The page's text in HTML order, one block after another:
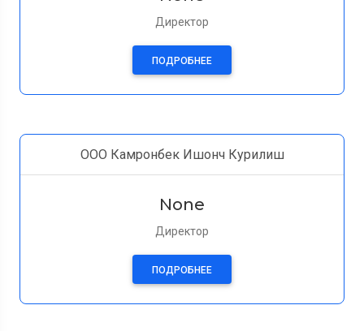
Директор
ПОДРОБНЕЕ
ООО Камронбек Ишонч Курилиш
None
Директор
ПОДРОБНЕЕ